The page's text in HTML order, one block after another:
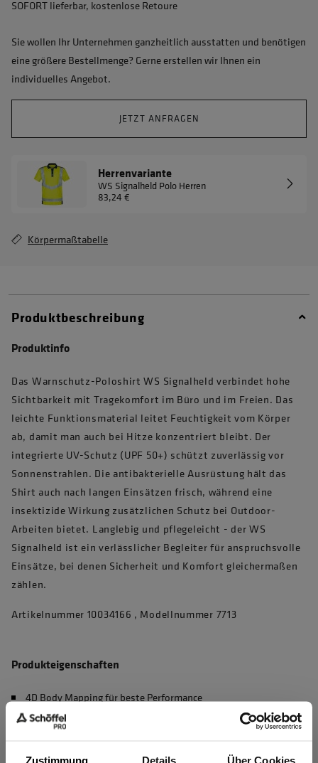
Zustimmung Details Über Cookies
SOFORT lieferbar, kostenlose Retoure
Sie wollen Ihr Unternehmen ganzheitlich ausstatten und benötigen
eine größere Bestellmenge? Gerne erstellen wir Ihnen ein
individuelles Angebot.
JETZT ANFRAGEN
Herrenvariante
WS Signalheld Polo Herren
83,24 €
Körpermaßtabelle
Produktbeschreibung
Produktinfo
Das Warnschutz-Poloshirt WS Signalheld verbindet hohe
Sichtbarkeit mit Tragekomfort im Büro und im Freien. Das
leichte Funktionsmaterial leitet Feuchtigkeit vom Körper
ab, damit man auch bei Hitze konzentriert bleibt. Der
integrierte UV-Schutz (UPF 50+) schützt zuverlässig vor
Sonnenstrahlen. Die antibakterielle Ausrüstung hält das
Shirt auch nach langen Einsätzen frisch, während eine
insektizide Wirkung zusätzlichen Schutz bei Outdoor-
Arbeiten bietet. Langlebig und pflegeleicht - der WS
Signalheld ist ein verlässlicher Begleiter für anspruchsvolle
Einsätze, bei denen Sicherheit und Komfort gleichermaßen
zählen.
Artikelnummer 10034166 , Modellnummer 7713
Produkteigenschaften
4D Body Mapping für beste Performance
Waschbar bei 60°C, max. 50 Haushaltswäschen (EN 20471)